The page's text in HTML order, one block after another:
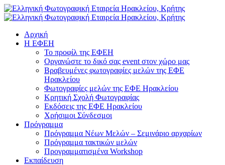
Αρχική
H ΕΦΕΗ
Το προφίλ της ΕΦΕΗ
Οργανώστε το δικό σας event στον χώρο μας
Βραβευμένες φωτογραφίες μελών της ΕΦΕ
Ηρακλείου
Φωτογραφίες μελών της ΕΦΕ Ηρακλείου
Κρητική Σχολή Φωτογραφίας
Εκδόσεις της ΕΦΕ Ηρακλείου
Χρήσιμοι Σύνδεσμοι
Πρόγραμμα
Πρόγραμμα Νέων Μελών – Σεμινάριο αρχαρίων
Πρόγραμμα τακτικών μελών
Προγραμματισμένα Workshop
Εκπαίδευση